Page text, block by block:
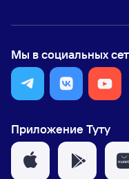
Мы в социальных
Приложение Туту